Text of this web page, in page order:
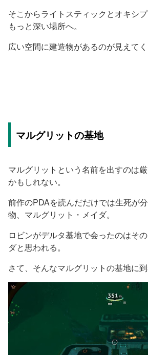
そこからライトスティックとオキシ
もっと深い場所へ。
広い空間に建造物があるのが見えてく
マルグリットの基地
マルグリットという名前を出すのは
かもしれない。
前作のPDAを読んだだけでは生死が
物、マルグリット・メイダ。
ロビンがデルタ基地で会ったのはそ
ダと思われる。
さて、そんなマルグリットの基地に到